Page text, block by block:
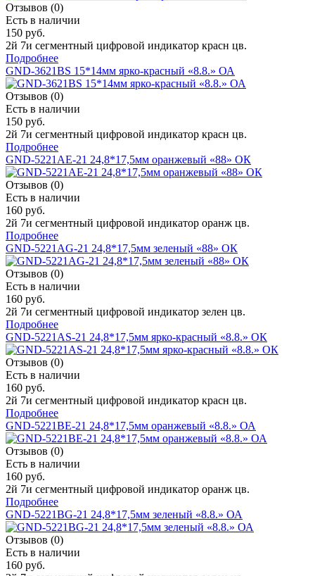
Отзывов (0)
Есть в наличии
150 руб.
2й 7и сегментный цифровой индикатор красн цв.
Подробнее
GND-3621BS 15*14мм ярко-красный «8.8.» ОА
Отзывов (0)
Есть в наличии
150 руб.
2й 7и сегментный цифровой индикатор красн цв.
Подробнее
GND-5221AE-21 24,8*17,5мм оранжевый «88» ОК
Отзывов (0)
Есть в наличии
160 руб.
2й 7и сегментный цифровой индикатор оранж цв.
Подробнее
GND-5221AG-21 24,8*17,5мм зеленый «88» ОК
Отзывов (0)
Есть в наличии
160 руб.
2й 7и сегментный цифровой индикатор зелен цв.
Подробнее
GND-5221AS-21 24,8*17,5мм ярко-красный «8.8.» ОК
Отзывов (0)
Есть в наличии
160 руб.
2й 7и сегментный цифровой индикатор красн цв.
Подробнее
GND-5221BE-21 24,8*17,5мм оранжевый «8.8.» ОА
Отзывов (0)
Есть в наличии
160 руб.
2й 7и сегментный цифровой индикатор оранж цв.
Подробнее
GND-5221BG-21 24,8*17,5мм зеленый «8.8.» ОА
Отзывов (0)
Есть в наличии
160 руб.